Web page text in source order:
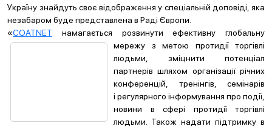
Україну знайдуть своє відображення у спеціальній доповіді, яка
незабаром буде представлена в Раді Європи.
«СОATNET намагається розвинути ефективну глобальну
мережу з метою протидії торгівлі
людьми, зміцнити потенціал
партнерів шляхом організації річних
конференцій, тренінгів, семінарів
і регулярного інформування про події,
новини в сфері протидії торгівлі
людьми. Також надати підтримку в